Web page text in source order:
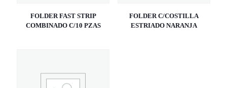
FOLDER FAST STRIP
COMBINADO C/10 PZAS
FOLDER C/COSTILLA
ESTRIADO NARANJA